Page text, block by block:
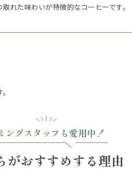
れた味わいが特徴的なコーヒーです。
ングスタッフも愛用中！
がおすすめする理由